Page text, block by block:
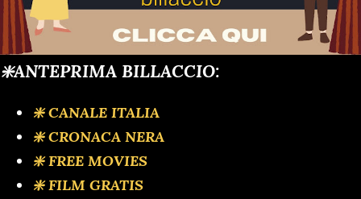
❇️ANTEPRIMA BILLACCIO:
❇️ CANALE ITALIA
❇️ CRONACA NERA
❇️ FREE MOVIES
❇️ FILM GRATIS